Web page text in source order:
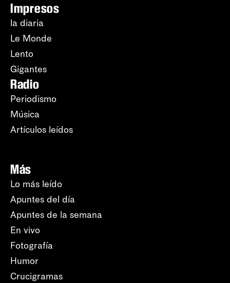
Impresos
la diaria
Le Monde
Lento
Gigantes
Radio
Periodismo
Música
Artículos leídos
Más
Lo más leído
Apuntes del día
Apuntes de la semana
En vivo
Fotografía
Humor
Crucigramas